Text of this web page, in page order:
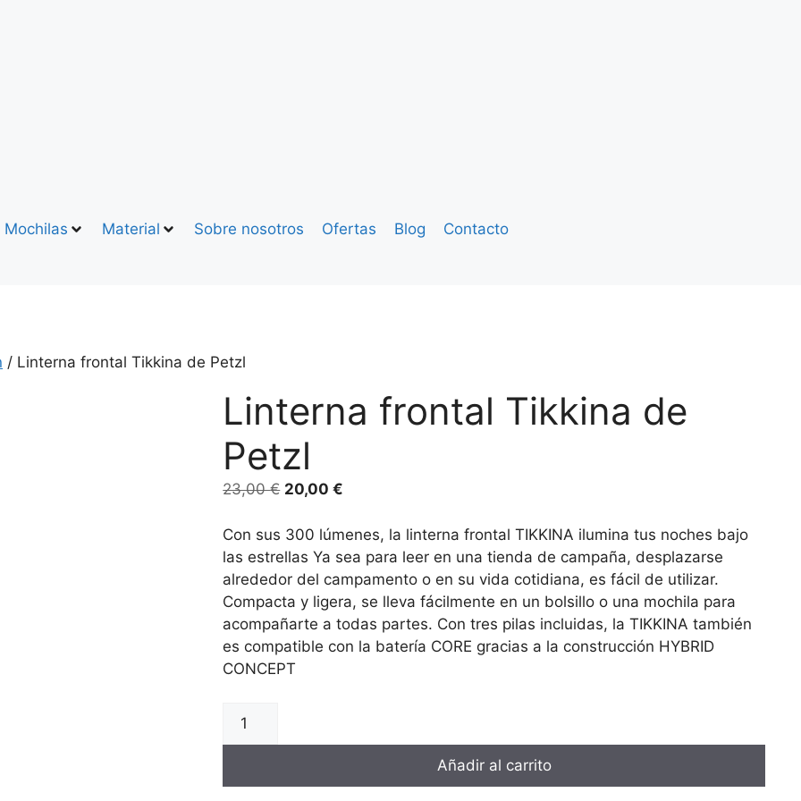
Mochilas Material Sobre nosotros Ofertas Blog Contacto
/ Linterna frontal Tikkina de Petzl
Linterna frontal Tikkina de
Petzl
23,00€ 20,00€
Con sus 300 lúmenes, la linterna frontal TIKKINA ilumina tus noches bajo
las estrellas Ya sea para leer en una tienda de campaña, desplazarse
alrededor del campamento o en su vida cotidiana, es fácil de utilizar.
Compacta y ligera, se lleva fácilmente en un bolsillo o una mochila para
acompañarte a todas partes. Con tres pilas incluidas, la TIKKINA también
es compatible con la batería CORE gracias a la construcción HYBRID
CONCEPT
Añadir al carrito